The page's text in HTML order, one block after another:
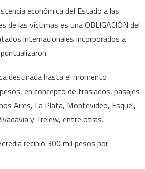
económica del Estado a las
de las víctimas es una OBLIGACIÓN del
internacionales incorporados a
destinada hasta el momento
en concepto de traslados, pasajes
Aires, La Plata, Montevideo, Esquel,
y Trelew, entre otras.
recibió 300 mil pesos por